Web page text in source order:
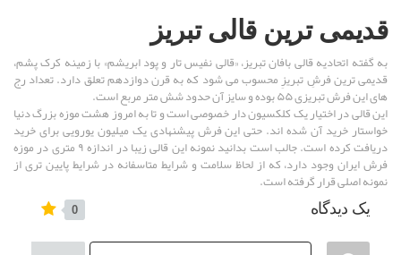
قدیمی ترین قالی تبریز
به گفته اتحادیه قالی بافان تبریز، «قالی نفیس تار و پود ابریشم» با زمینه کرک پشم،
قدیمی ترین فرشِ تبریزِ محسوب می شود که به قرن دوازدهم تعلق دارد. تعداد رج
های این فرش تبریزی ۵۵ بوده و سایز آن حدود شش متر مربع است.
این قالی در اختیار یک کلکسیون دار خصوصی‌ است و تا به امروز هشت موزه بزرگ دنیا
خواستار خرید آن شده اند. حتی این فرش پیشنهادی یک میلیون یورویی برای خرید
دریافت کرده است. جالب است بدانید نمونه این قالی زیبا در اندازه ۹ متری در موزه
فرش ایران وجود دارد، که از لحاظ سلامت و شرایط متاسفانه در شرایط پایین تری از
نمونه اصلی قرار گرفته است.
یک دیدگاه 0